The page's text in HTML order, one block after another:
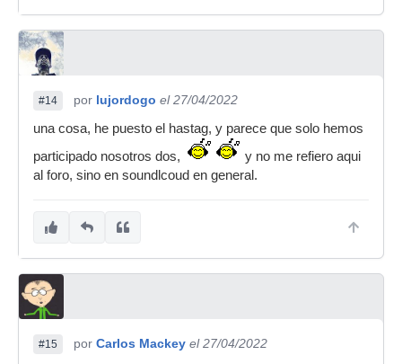
#14 por lujordogo el 27/04/2022
una cosa, he puesto el hastag, y parece que solo hemos
participado nosotros dos,
y no me refiero aqui
al foro, sino en soundlcoud en general.
#15 por Carlos Mackey el 27/04/2022